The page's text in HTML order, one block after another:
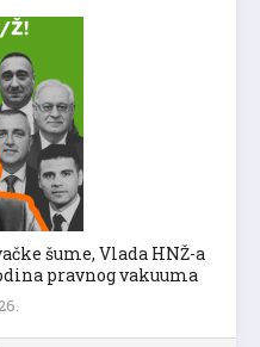
šume, Vlada HNŽ-a
pravnog vakuuma